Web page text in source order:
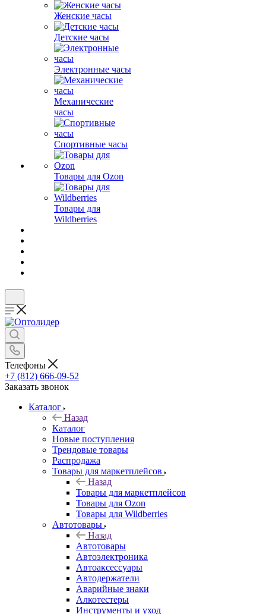
Женские часы
Детские часы
Электронные часы
Механические
часы
Спортивные часы
Товары для Ozon
Товары для
Wildberries
Телефоны
+7 (812) 666-09-52
Заказать звонок
Каталог
Назад
Каталог
Новые поступления
Трендовые товары
Распродажа
Товары для маркетплейсов
Назад
Товары для маркетплейсов
Товары для Ozon
Товары для Wildberries
Автотовары
Назад
Автотовары
Автоэлектроника
Автоаксессуары
Автодержатели
Аварийные знаки
Алкотестеры
Инструменты и уход